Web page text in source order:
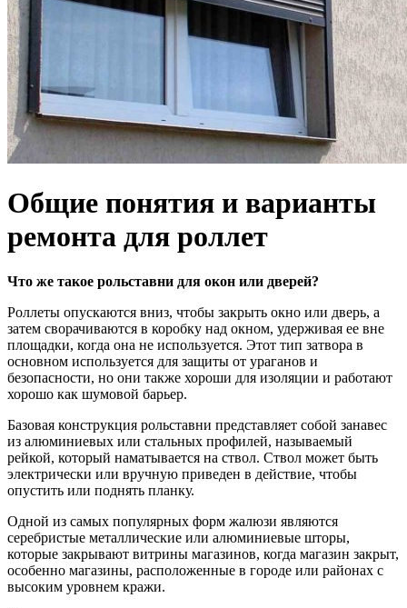
Общие понятия и варианты
ремонта для роллет
Что же такое рольставни для окон или дверей?
Роллеты опускаются вниз, чтобы закрыть окно или дверь, а
затем сворачиваются в коробку над окном, удерживая ее вне
площадки, когда она не используется. Этот тип затвора в
основном используется для защиты от ураганов и
безопасности, но они также хороши для изоляции и работают
хорошо как шумовой барьер.
Базовая конструкция рольставни представляет собой занавес
из алюминиевых или стальных профилей, называемый
рейкой, который наматывается на ствол. Ствол может быть
электрически или вручную приведен в действие, чтобы
опустить или поднять планку.
Одной из самых популярных форм жалюзи являются
серебристые металлические или алюминиевые шторы,
которые закрывают витрины магазинов, когда магазин закрыт,
особенно магазины, расположенные в городе или районах с
высоким уровнем кражи.